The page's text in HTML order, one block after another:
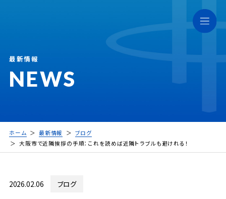
NEWS
最新情報
ホーム 最新情報
ブログ
大阪市で近隣挨拶の手順：これを読めば近隣トラブルも避けれる！
2026.02.06 ブログ